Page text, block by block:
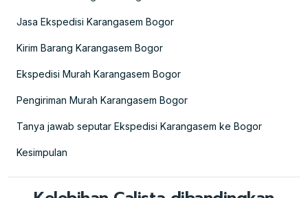
Jasa Ekspedisi Karangasem Bogor
Kirim Barang Karangasem Bogor
Ekspedisi Murah Karangasem Bogor
Pengiriman Murah Karangasem Bogor
Tanya jawab seputar Ekspedisi Karangasem ke Bogor
Kesimpulan